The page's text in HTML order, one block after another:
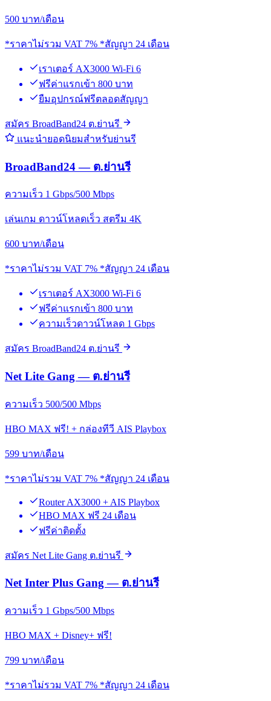
500 บาท/เดือน
*ราคาไม่รวม VAT 7% *สัญญา 24 เดือน
เราเตอร์ AX3000 Wi-Fi 6
ฟรีค่าแรกเข้า 800 บาท
ยืมอุปกรณ์ฟรีตลอดสัญญา
สมัคร BroadBand24 ต.ย่านรี
แนะนำยอดนิยมสำหรับย่านรี
BroadBand24 — ต.ย่านรี
ความเร็ว 1 Gbps/500 Mbps
เล่นเกม ดาวน์โหลดเร็ว สตรีม 4K
600 บาท/เดือน
*ราคาไม่รวม VAT 7% *สัญญา 24 เดือน
เราเตอร์ AX3000 Wi-Fi 6
ฟรีค่าแรกเข้า 800 บาท
ความเร็วดาวน์โหลด 1 Gbps
สมัคร BroadBand24 ต.ย่านรี
Net Lite Gang — ต.ย่านรี
ความเร็ว 500/500 Mbps
HBO MAX ฟรี! + กล่องทีวี AIS Playbox
599 บาท/เดือน
*ราคาไม่รวม VAT 7% *สัญญา 24 เดือน
Router AX3000 + AIS Playbox
HBO MAX ฟรี 24 เดือน
ฟรีค่าติดตั้ง
สมัคร Net Lite Gang ต.ย่านรี
Net Inter Plus Gang — ต.ย่านรี
ความเร็ว 1 Gbps/500 Mbps
HBO MAX + Disney+ ฟรี!
799 บาท/เดือน
*ราคาไม่รวม VAT 7% *สัญญา 24 เดือน